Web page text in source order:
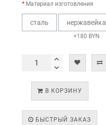
Материал изготовления
сталь нержавейка
+180 BYN
В КОРЗИНУ
БЫСТРЫЙ ЗАКАЗ